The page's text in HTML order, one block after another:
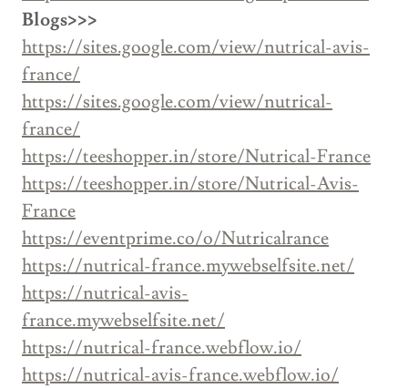
Blogs>>>
https://sites.google.com/view/nutrical-avis-
france/
https://sites.google.com/view/nutrical-
france/
https://teeshopper.in/store/Nutrical-France
https://teeshopper.in/store/Nutrical-Avis-
France
https://eventprime.co/o/Nutricalrance
https://nutrical-france.mywebselfsite.net/
https://nutrical-avis-
france.mywebselfsite.net/
https://nutrical-france.webflow.io/
https://nutrical-avis-france.webflow.io/